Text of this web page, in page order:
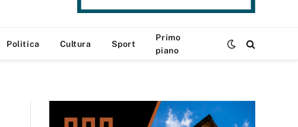
Politica Cultura Sport
Primo
piano